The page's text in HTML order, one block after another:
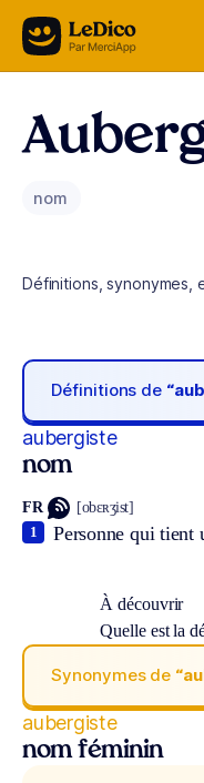
Aller au contenu
nom
Définitions, synonymes,
Définitions de
aubergiste
nom
FR [obɛʀʒist]
Personne qui tient
1
À découvrir
Quelle est la
Synonymes de
aubergiste
nom féminin